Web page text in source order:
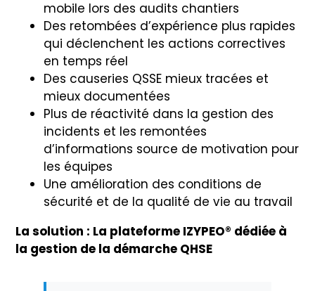
mobile lors des audits chantiers
Des retombées d’expérience plus rapides
qui déclenchent les actions correctives
en temps réel
Des causeries QSSE mieux tracées et
mieux documentées
Plus de réactivité dans la gestion des
incidents et les remontées
d’informations source de motivation pour
les équipes
Une amélioration des conditions de
sécurité et de la qualité de vie au travail
La solution : La plateforme IZYPEO® dédiée à
la gestion de la démarche QHSE